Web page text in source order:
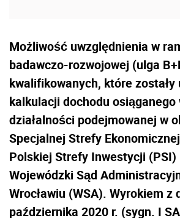
Możliwość uwzględnienia w
badawczo-rozwojowej (ulga
kwalifikowanych, które
kalkulacji dochodu osiąganego
działalności podejmowanej w
Specjalnej Strefy
Polskiej Strefy Inwestycji (PSI)
Wojewódzki Sąd
Wrocławiu (WSA). Wyrokiem z
października 2020 r. (sygn. I